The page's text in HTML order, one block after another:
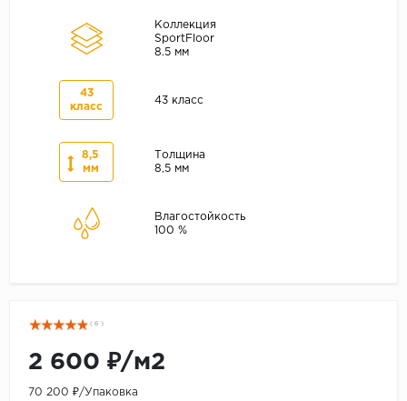
Коллекция
SportFloor
8.5 мм
43
класс
43 класс
8,5
мм
Толщина
8,5 мм
Влагостойкость
100 %
( 6 )
2 600 ₽/м2
70 200 ₽/Упаковка